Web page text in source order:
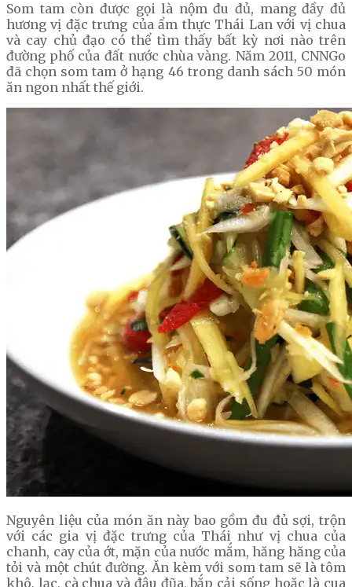
Som tam còn được gọi là nộm đu đủ, mang đầy đủ
hương vị đặc trưng của ẩm thực Thái Lan với vị chua
và cay chủ đạo có thể tìm thấy bất kỳ nơi nào trên
đường phố của đất nước chùa vàng. Năm 2011, CNNGo
đã chọn som tam ở hạng 46 trong danh sách 50 món
ăn ngon nhất thế giới.
Nguyên liệu của món ăn này bao gồm đu đủ sợi, trộn
với các gia vị đặc trưng của Thái như vị chua của
chanh, cay của ớt, mặn của nước mắm, hăng hăng của
tỏi và một chút đường. Ăn kèm với som tam sẽ là tôm
khô, lạc, cà chua và đậu đũa, bắp cải sống hoặc là cua